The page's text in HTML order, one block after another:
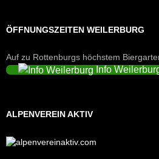
ÖFFNUNGSZEITEN WEILERBURG
Auf zu Rottenburgs höchstem
Info
ALPENVEREIN AKTIV